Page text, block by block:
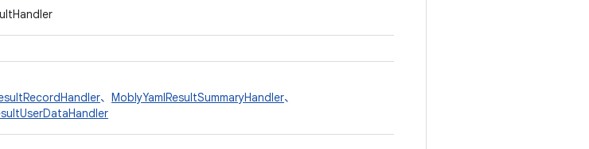
、 MoblyYamlResultSummaryHandler、